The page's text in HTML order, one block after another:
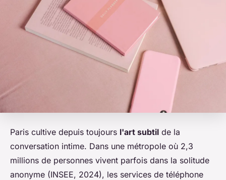
Paris cultive depuis toujours l'art subtil de la
conversation intime. Dans une métropole où 2,3
millions de personnes vivent parfois dans la solitude
anonyme (INSEE, 2024), les services de téléphone